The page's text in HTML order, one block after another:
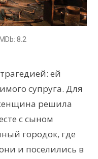
8.2
ей
супруга. Для
решила
с сыном
городок, где
и поселились в